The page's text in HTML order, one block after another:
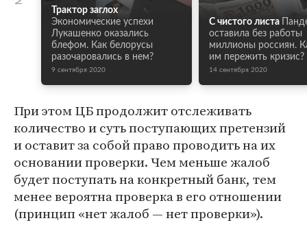
Трактор заглох
Экономические успехи
Лукашенко оказались
блефом. Как белорусы
разочаровались в нем?
9 сентября 2020
С чистого листа
оставила без работы
миллионы россиян.
им пережить кризис?
14 сентября 2020
При этом ЦБ продолжит отслеживать
количество и суть поступающих претензий
и оставит за собой право проводить на их
основании проверки. Чем меньше жалоб
будет поступать на конкретный банк, тем
менее вероятна проверка в его отношении
(принцип «нет жалоб — нет проверки»).